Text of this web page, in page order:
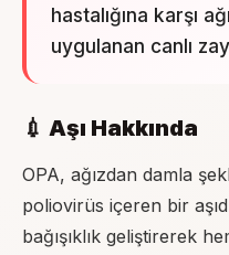
hastalığına karşı
uygulanan canlı
💉 Aşı Hakkında
OPA, ağızdan damla
poliovirüs içeren bir
bağışıklık geliştirerek